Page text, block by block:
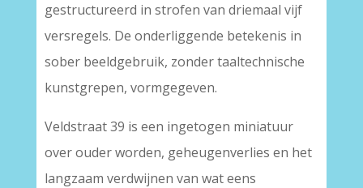
gestructureerd in strofen van driemaal vijf
versregels. De onderliggende betekenis in
sober beeldgebruik, zonder taaltechnische
kunstgrepen, vormgegeven.
Veldstraat 39 is een ingetogen miniatuur
over ouder worden, geheugenverlies en het
langzaam verdwijnen van wat eens